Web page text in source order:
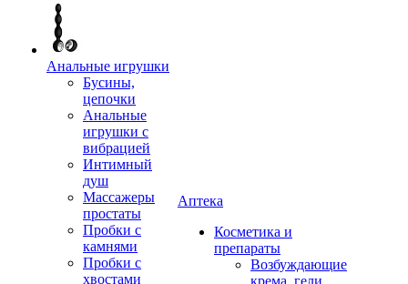
Анальные игрушки
Бусины,
цепочки
Анальные
игрушки с
вибрацией
Интимный
душ
Массажеры
простаты
Пробки с
камнями
Пробки с
хвостами
Аптека
Косметика и
препараты
Возбуждающие
крема, гели